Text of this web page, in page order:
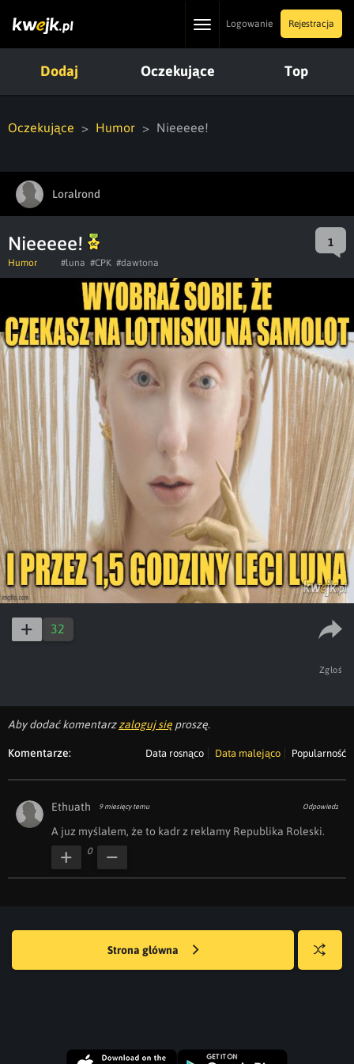
ToggleLogowanie Rejestracja
Dodaj Oczekujące Top
Oczekujące Humor Nieeeee!
Loralrond
Nieeeee! 1
Humor #luna #CPK #dawtona
32
Zgłoś
Aby dodać komentarzzaloguj się proszę.
Komentarze: Data rosnąco Data malejąco Popularność
Ethuath 9 miesięcy temu Odpowiedz
A juz myślałem, że to kadr z reklamy Republika Roleski.
0
Strona główna